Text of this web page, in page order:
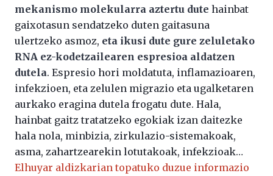
mekanismo molekularra aztertu dute hainbat
gaixotasun sendatzeko duten gaitasuna
ulertzeko asmoz, eta ikusi dute gure zeluletako
RNA ez-kodetzailearen espresioa aldatzen
dutela. Espresio hori moldatuta, inflamazioaren,
infekzioen, eta zelulen migrazio eta ugalketaren
aurkako eragina dutela frogatu dute. Hala,
hainbat gaitz tratatzeko egokiak izan daitezke
hala nola, minbizia, zirkulazio-sistemakoak,
asma, zahartzearekin lotutakoak, infekzioak…
Elhuyar aldizkarian topatuko duzue informazio